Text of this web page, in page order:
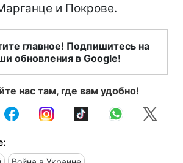
и Покрове.
главное! Подпишитесь на
обновления в Google!
нас там, где вам удобно!